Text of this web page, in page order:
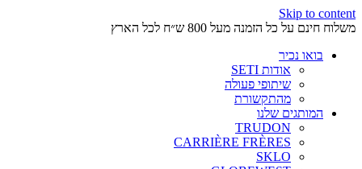
Skip to content
משלוח חינם על כל הזמנה מעל 800 ש״ח לכל הארץ
בואו נכיר
אודות SETI
שיתופי פעולה
מהתקשורת
המותגים שלנו
TRUDON
CARRIÈRE FRÈRES
SKLO